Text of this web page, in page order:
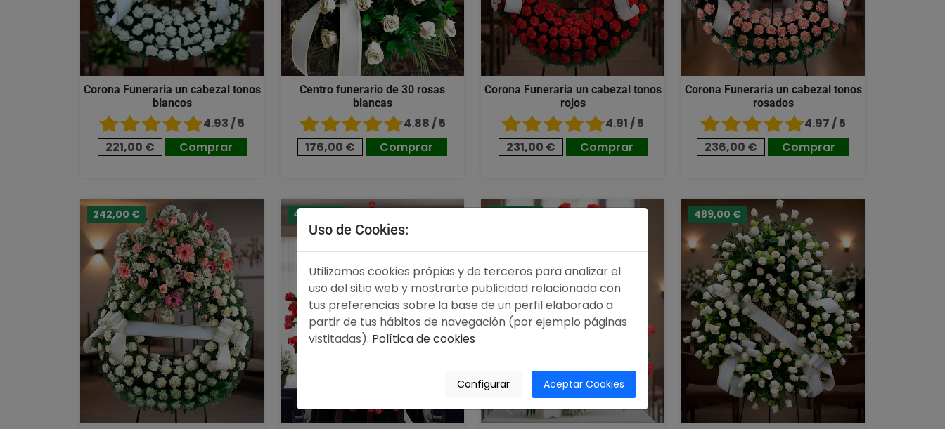
Corona Funeraria un cabezal tonos
blancos
4.93 / 5
221,00 €
Comprar
Centro funerario de 30 rosas
blancas
4.88 / 5
176,00 €
Comprar
Corona Funeraria un cabezal tonos
rojos
4.91 / 5
231,00 €
Comprar
Corona Funeraria un cabezal tonos
rosados
4.97 / 5
236,00 €
Comprar
242,00 € 489,00 € 489,00 €
Uso de Cookies:
Utilizamos cookies própias y de terceros para analizar el
uso del sitio web y mostrarte publicidad relacionada con
tus preferencias sobre la base de un perfil elaborado a
partir de tus hábitos de navegación (por ejemplo páginas
vistitadas). Política de cookies
Configurar Aceptar Cookies